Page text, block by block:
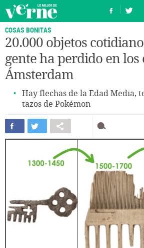
COSAS BONITAS
20.000 objetos
gente ha perdido en los
Ámsterdam
Hay flechas de la Edad Media,
tazos de Pokémon